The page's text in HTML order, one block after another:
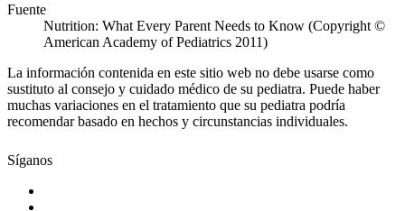
Fuente
Nutrition: What Every Parent Needs to Know (Copyright ©
American Academy of Pediatrics 2011)
La información contenida en este sitio web no debe usarse como
sustituto al consejo y cuidado médico de su pediatra. Puede haber
muchas variaciones en el tratamiento que su pediatra podría
recomendar basado en hechos y circunstancias individuales.
Síganos